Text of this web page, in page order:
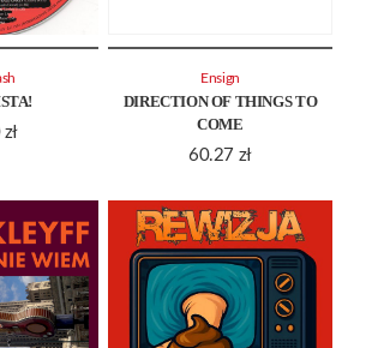
zł
DIRECTION OF THINGS TO
COME
60.27 zł
Ensign